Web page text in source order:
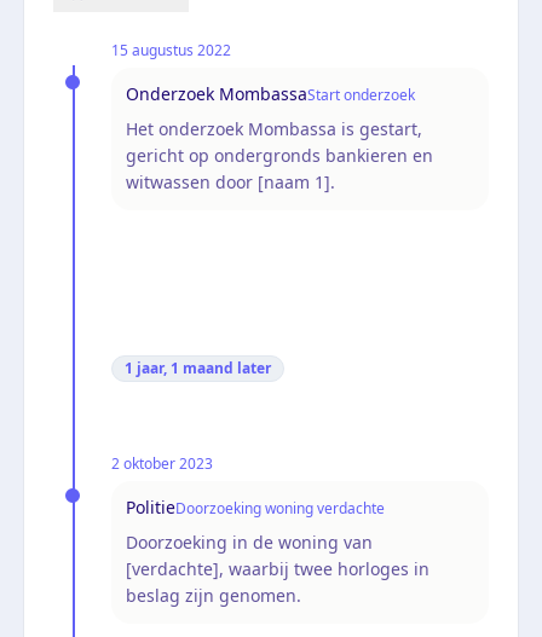
15 augustus 2022
Onderzoek MombassaStart onderzoek
Het onderzoek Mombassa is gestart,
gericht op ondergronds bankieren en
witwassen door [naam 1].
1 jaar, 1 maand later
2 oktober 2023
PolitieDoorzoeking woning verdachte
Doorzoeking in de woning van
[verdachte], waarbij twee horloges in
beslag zijn genomen.